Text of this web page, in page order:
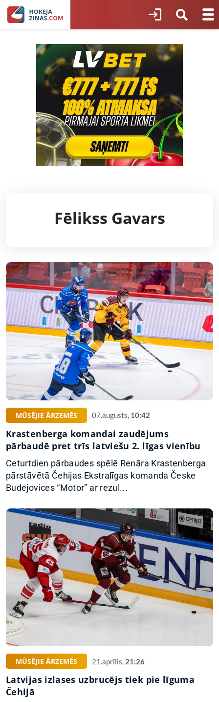
Fēlikss Gavars
MŪSĒJIE ĀRZEMĒS 07.augusts, 10:42
Krastenberga komandai zaudējums
pārbaudē pret trīs latviešu 2. līgas vienību
Ceturtdien pārbaudes spēlē Renāra Krastenberga
pārstāvētā Čehijas Ekstralīgas komanda Česke
Budejovices “Motor” ar rezul...
MŪSĒJIE ĀRZEMĒS 21.aprīlis, 21:26
Latvijas izlases uzbrucējs tiek pie līguma
Čehijā